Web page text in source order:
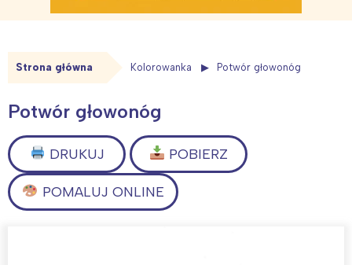
Strona główna Kolorowanka Potwór głowonóg
Potwór głowonóg
DRUKUJ POBIERZ
POMALUJ ONLINE